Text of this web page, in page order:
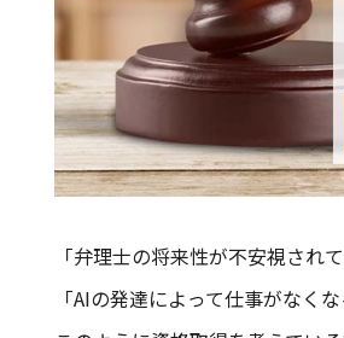
「弁理士の将来性が不安視され
「AIの発達によって仕事がなくな